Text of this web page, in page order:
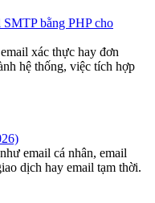
bằng PHP cho
xác thực hay đơn
hệ thống, việc tích hợp
email cá nhân, email
dịch hay email tạm thời.